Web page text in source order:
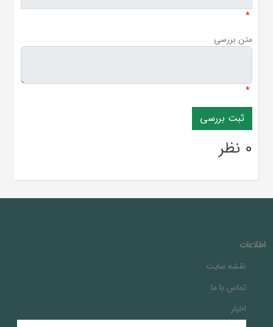
*
متن بررسی
*
0 نظر
اطلاعات
نقشه سایت
تماس با ما
اخبار